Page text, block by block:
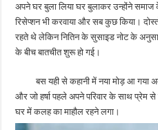
अपने घर बुला लिया घर बुलाकर उन्होंने समाज
रिसेप्शन भी करवाया और सब कुछ किया।
रहते थे लेकिन नितिन के सुसाइड नोट के अनुसार
के बीच बातचीत शुरू हो गई।
बस यही से कहानी में नया मोड़ आ गया अब
और जो हर्षा पहले अपने परिवार के साथ प्रेम
घर में कलह का माहौल रहने लगा।